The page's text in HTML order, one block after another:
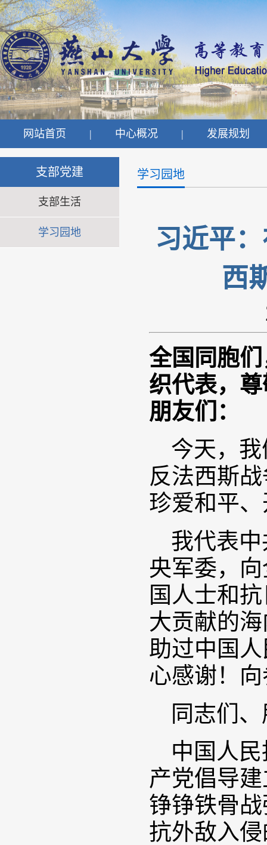
网站首页 | 中心概况 | 发展规划
支部党建
支部生活
学习园地
学习园地
习近平
西
全国同胞
织代表，
朋友们：
今天，
反法西斯
珍爱和平
我代表
央军委，
国人士和
大贡献的
助过中国
心感谢！
同志们
中国人
产党倡导
铮铮铁骨
抗外敌入